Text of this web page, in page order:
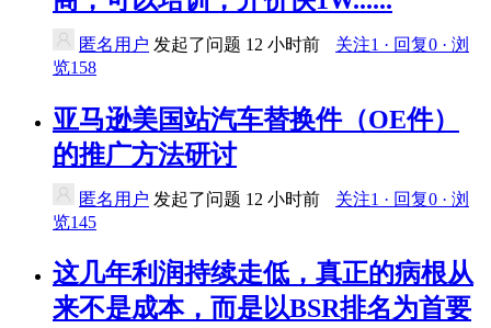
匿名用户 发起了问题 12 小时前
关注1 · 回复0 · 浏
览158
亚马逊美国站汽车替换件（OE件）
的推广方法研讨
匿名用户 发起了问题 12 小时前
关注1 · 回复0 · 浏
览145
这几年利润持续走低，真正的病根从
来不是成本，而是以BSR排名为首要